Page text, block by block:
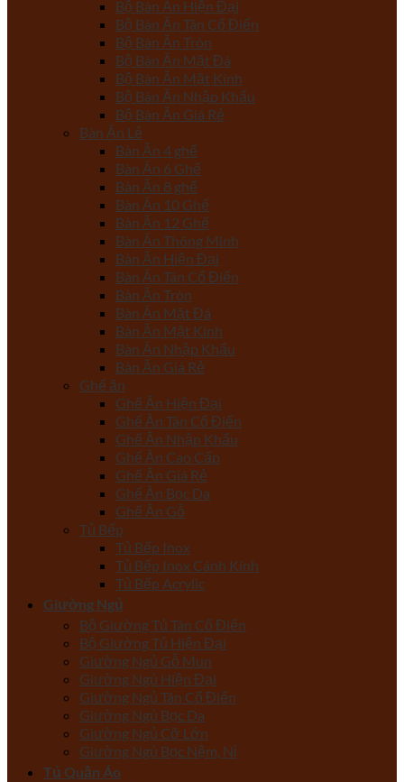
Bộ Bàn Ăn Hiện Đại
Bộ Bàn Ăn Tân Cổ Điển
Bộ Bàn Ăn Tròn
Bộ Bàn Ăn Mặt Đá
Bộ Bàn Ăn Mặt Kính
Bộ Bàn Ăn Nhập Khẩu
Bộ Bàn Ăn Giá Rẻ
Bàn Ăn Lẻ
Bàn Ăn 4 ghế
Bàn Ăn 6 Ghế
Bàn Ăn 8 ghế
Bàn Ăn 10 Ghế
Bàn Ăn 12 Ghế
Bàn Ăn Thông Minh
Bàn Ăn Hiện Đại
Bàn Ăn Tân Cổ Điển
Bàn Ăn Tròn
Bàn Ăn Mặt Đá
Bàn Ăn Mặt Kính
Bàn Ăn Nhập Khẩu
Bàn Ăn Giá Rẻ
Ghế ăn
Ghế Ăn Hiện Đại
Ghế Ăn Tân Cổ Điển
Ghế Ăn Nhập Khẩu
Ghế Ăn Cao Cấp
Ghế Ăn Giá Rẻ
Ghế Ăn Bọc Da
Ghế Ăn Gỗ
Tủ Bếp
Tủ Bếp Inox
Tủ Bếp Inox Cánh Kính
Tủ Bếp Acrylic
Giường Ngủ
Bộ Giường Tủ Tân Cổ Điển
Bộ Giường Tủ Hiện Đại
Giường Ngủ Gỗ Mun
Giường Ngủ Hiện Đại
Giường Ngủ Tân Cổ Điển
Giường Ngủ Bọc Da
Giường Ngủ Cỡ Lớn
Giường Ngủ Bọc Nệm, Nỉ
Tủ Quần Áo